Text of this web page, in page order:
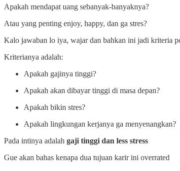
Apakah mendapat uang sebanyak-banyaknya?
Atau yang penting enjoy, happy, dan ga stres?
Kalo jawaban lo iya, wajar dan bahkan ini jadi kriteria
Kriterianya adalah:
Apakah gajinya tinggi?
Apakah akan dibayar tinggi di masa depan?
Apakah bikin stres?
Apakah lingkungan kerjanya ga menyenangkan?
Pada intinya adalah gaji tinggi dan less stress
Gue akan bahas kenapa dua tujuan karir ini overrated